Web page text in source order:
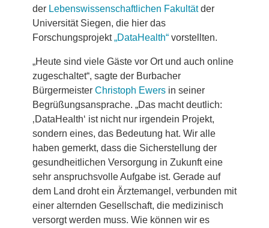
der Lebenswissenschaftlichen Fakultätder
Universität Siegen, die hier das
Forschungsprojekt„DataHealth“vorstellten.
„Heute sind viele Gäste vor Ort und auch online
zugeschaltet“, sagte der Burbacher
Bürgermeister Christoph Ewersin seiner
Begrüßungsansprache. „Das macht deutlich:
‚DataHealth‘ ist nicht nur irgendein Projekt,
sondern eines, das Bedeutung hat. Wir alle
haben gemerkt, dass die Sicherstellung der
gesundheitlichen Versorgung in Zukunft eine
sehr anspruchsvolle Aufgabe ist. Gerade auf
dem Land droht ein Ärztemangel, verbunden mit
einer alternden Gesellschaft, die medizinisch
versorgt werden muss. Wie können wir es